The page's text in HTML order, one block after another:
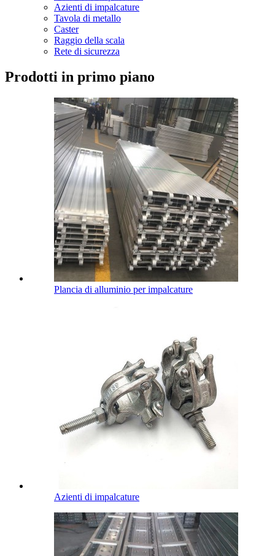
Azienti di impalcature
Tavola di metallo
Caster
Raggio della scala
Rete di sicurezza
Prodotti in primo piano
Plancia di alluminio per impalcature
Azienti di impalcature